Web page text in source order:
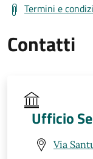
Termini e
Contatti
Ufficio
Via